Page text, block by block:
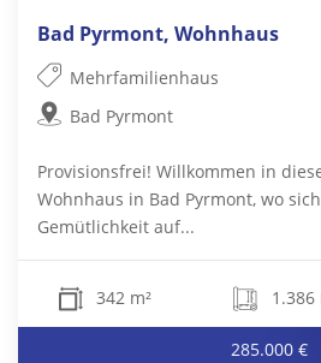
Bad Pyrmont, Wohnhaus
Mehrfamilienhaus
Bad Pyrmont
Provisionsfrei! Willkommen in
Wohnhaus in Bad Pyrmont, wo
Gemütlichkeit auf...
342 m² 1.386
285.000 €